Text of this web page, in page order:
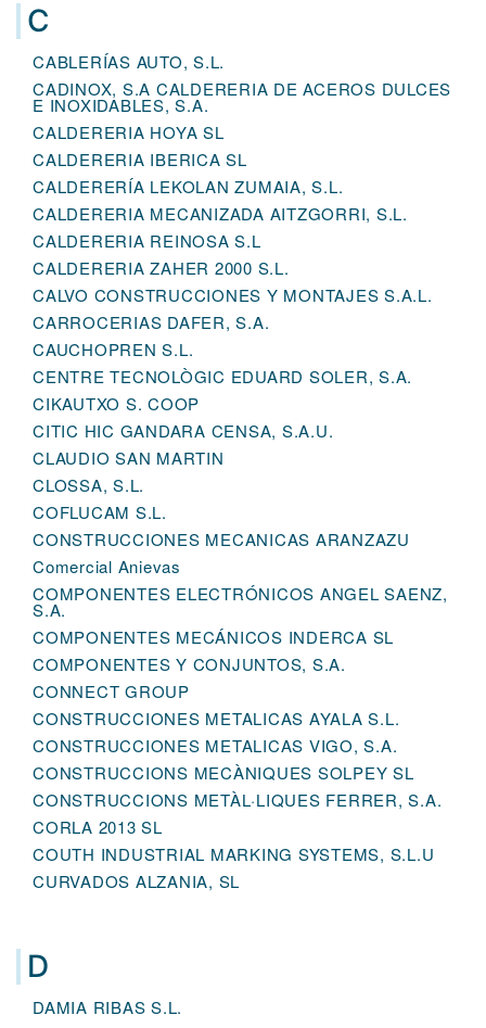
C
CABLERÍAS AUTO, S.L.
CADINOX, S.A CALDERERIA DE ACEROS DULCES
E INOXIDABLES, S.A.
CALDERERIA HOYA SL
CALDERERIA IBERICA SL
CALDERERÍA LEKOLAN ZUMAIA, S.L.
CALDERERIA MECANIZADA AITZGORRI, S.L.
CALDERERIA REINOSA S.L
CALDERERIA ZAHER 2000 S.L.
CALVO CONSTRUCCIONES Y MONTAJES S.A.L.
CARROCERIAS DAFER, S.A.
CAUCHOPREN S.L.
CENTRE TECNOLÒGIC EDUARD SOLER, S.A.
CIKAUTXO S. COOP
CITIC HIC GANDARA CENSA, S.A.U.
CLAUDIO SAN MARTIN
CLOSSA, S.L.
COFLUCAM S.L.
CONSTRUCCIONES MECANICAS ARANZAZU
Comercial Anievas
COMPONENTES ELECTRÓNICOS ANGEL SAENZ,
S.A.
COMPONENTES MECÁNICOS INDERCA SL
COMPONENTES Y CONJUNTOS, S.A.
CONNECT GROUP
CONSTRUCCIONES METALICAS AYALA S.L.
CONSTRUCCIONES METALICAS VIGO, S.A.
CONSTRUCCIONS MECÀNIQUES SOLPEY SL
CONSTRUCCIONS METÀL·LIQUES FERRER, S.A.
CORLA 2013 SL
COUTH INDUSTRIAL MARKING SYSTEMS, S.L.U
CURVADOS ALZANIA, SL
D
DAMIA RIBAS S.L.